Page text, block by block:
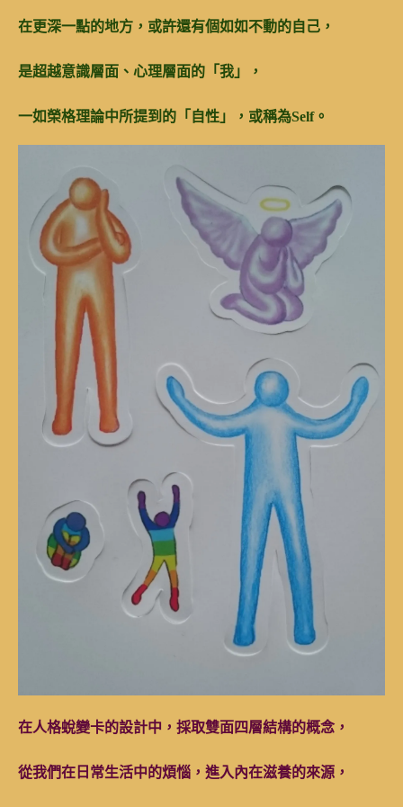
在更深一點的地方，或許還有個如如不動的自己，
是超越意識層面、心理層面的「我」，
一如榮格理論中所提到的「自性」，或稱為Self。
在人格蛻變卡的設計中，採取雙面四層結構的概念，
從我們在日常生活中的煩惱，進入內在滋養的來源，